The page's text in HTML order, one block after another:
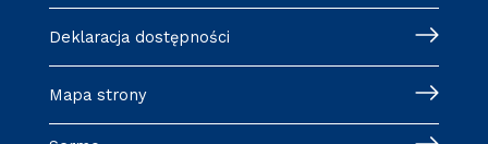
Deklaracja dostępności
Mapa strony